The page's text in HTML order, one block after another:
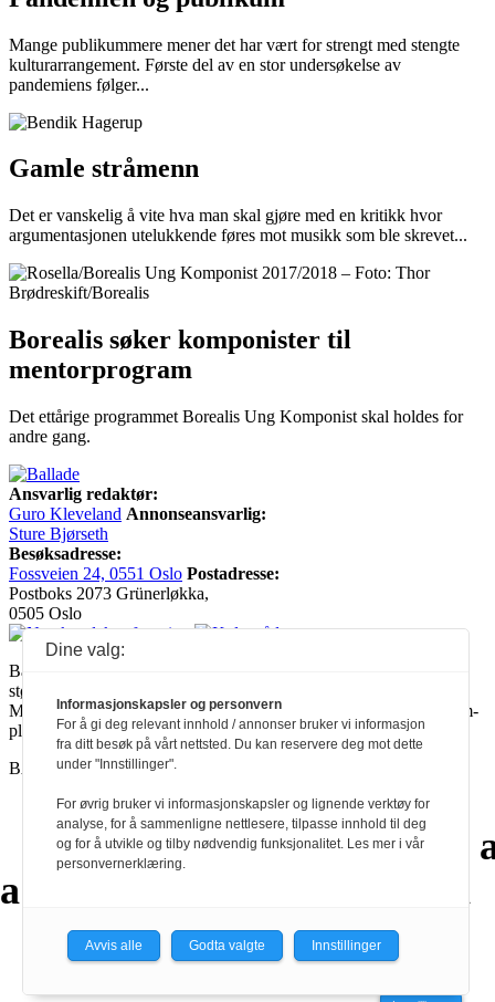
Mange publikummere mener det har vært for strengt med stengte
kulturarrangement. Første del av en stor undersøkelse av
pandemiens følger...
Gamle stråmenn
Det er vanskelig å vite hva man skal gjøre med en kritikk hvor
argumentasjonen utelukkende føres mot musikk som ble skrevet...
Borealis søker komponister til
mentorprogram
Det ettårige programmet Borealis Ung Komponist skal holdes for
andre gang.
Ansvarlig redaktør:
Guro Kleveland Annonseansvarlig:
Sture Bjørseth
Besøksadresse:
Fossveien 24, 0551 Oslo Postadresse:
Postboks 2073 Grünerløkka,
0505 Oslo
Ballade mottar tilskudd fra Norsk kulturråd, i tillegg til økonomisk
støtte fra eierne NOPA, Norsk komponistforening og
Musikkforleggerne. Ballade drives etter Redaktør- og Vær Varsom-
plakaten.
BALLADE — NORGES MUSIKKMAGASIN
a
aa a
aa
aa
aa
a
Dine valg:
Informasjonskapsler og personvern
For å gi deg relevant innhold / annonser bruker vi informasjon
fra ditt besøk på vårt nettsted. Du kan reservere deg mot dette
under "Innstillinger".
For øvrig bruker vi informasjonskapsler og lignende verktøy for
analyse, for å sammenligne nettlesere, tilpasse innhold til deg
og for å utvikle og tilby nødvendig funksjonalitet. Les mer i vår
personvernerklæring.
Avvis alle Godta valgte Innstillinger